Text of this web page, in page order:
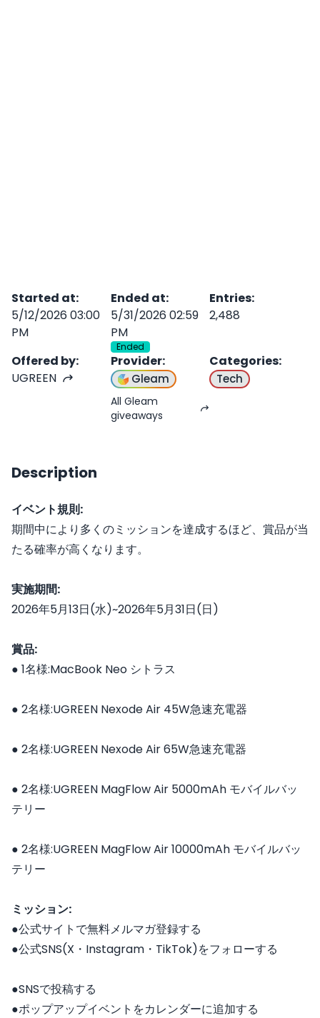
Started at:
5/12/2026 03:00
PM
Ended at:
5/31/2026 02:59
PM
Ended
Entries:
2,488
Offered by:
UGREEN
Provider:
Gleam
All Gleam
giveaways
Categories:
Tech
Description
イベント規則:
期間中により多くのミッションを達成するほど、賞品が当
たる確率が高くなります。
実施期間:
2026年5月13日(水)~2026年5月31日(日)
賞品:
● 1名様:MacBook Neo シトラス
● 2名様:UGREEN Nexode Air 45W急速充電器
● 2名様:UGREEN Nexode Air 65W急速充電器
● 2名様:UGREEN MagFlow Air 5000mAh モバイルバッ
テリー
● 2名様:UGREEN MagFlow Air 10000mAh モバイルバッ
テリー
ミッション:
●公式サイトで無料メルマガ登録する
●公式SNS(X・Instagram・TikTok)をフォローする
●SNSで投稿する
●ポップアップイベントをカレンダーに追加する